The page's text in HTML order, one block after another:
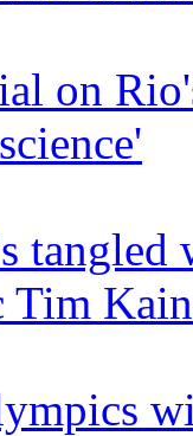
on
tangled